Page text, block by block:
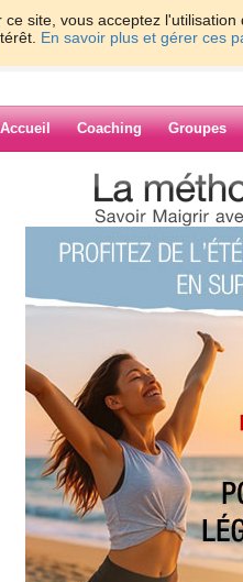
site, vous acceptez
En savoir plus et gérer ces
Accueil Coaching Groupes
>
> Quizz: Les
de juju58
Quizz: Les 10
connaître
publié le 15/01/2010 à 18:53
j'ai fait7/10
Les 10
à